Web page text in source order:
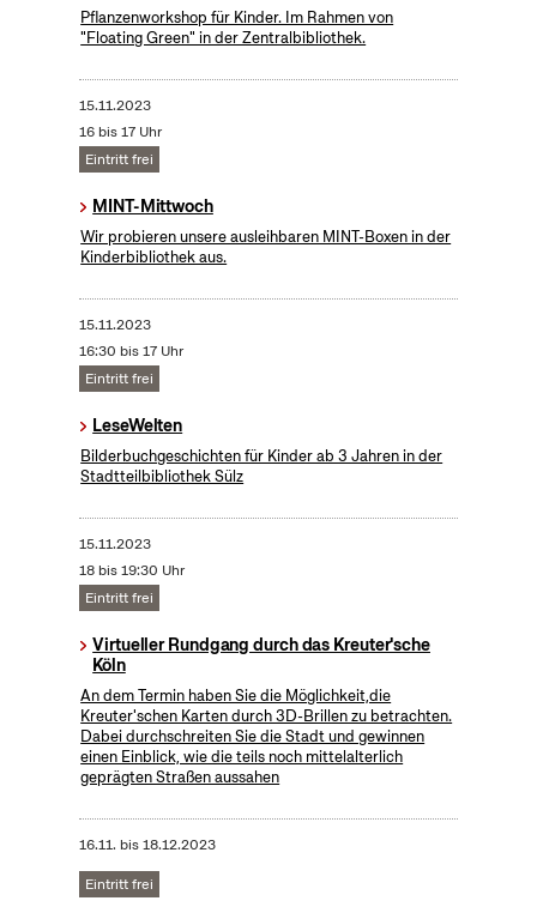
Pflanzenworkshop für Kinder. Im Rahmen von
"Floating Green" in der Zentralbibliothek.
15.11.2023
16 bis 17 Uhr
Eintritt frei
MINT-Mittwoch
Wir probieren unsere ausleihbaren MINT-Boxen in der
Kinderbibliothek aus.
15.11.2023
16:30 bis 17 Uhr
Eintritt frei
LeseWelten
Bilderbuchgeschichten für Kinder ab 3 Jahren in der
Stadtteilbibliothek Sülz
15.11.2023
18 bis 19:30 Uhr
Eintritt frei
Virtueller Rundgang durch das Kreuter'sche
Köln
An dem Termin haben Sie die Möglichkeit,die
Kreuter'schen Karten durch 3D-Brillen zu betrachten.
Dabei durchschreiten Sie die Stadt und gewinnen
einen Einblick, wie die teils noch mittelalterlich
geprägten Straßen aussahen
16.11. bis18.12.2023
Eintritt frei